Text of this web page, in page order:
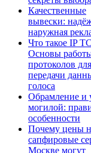
Качественные
вывески:
наружная
Что такое IP
Основы
протоколов для
передачи
голоса
Обрамление и
могилой:
особенности
Почему цены
сапфировые
Москве могут